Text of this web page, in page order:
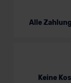
Alle
Keine